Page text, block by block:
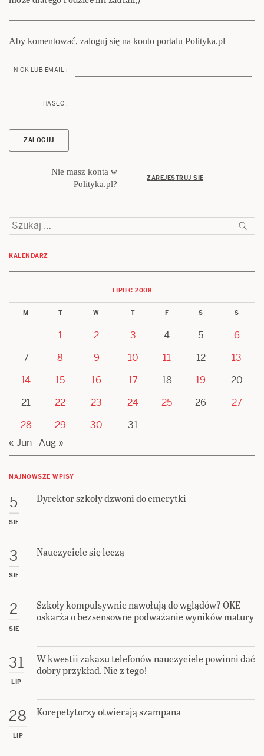
Aby komentować, zaloguj się na konto portalu Polityka.pl
NICK LUB EMAIL :
HASŁO :
Nie masz konta w
Polityka.pl?
ZAREJESTRUJ SIĘ
Szukaj:
KALENDARZ
LIPIEC 2008
M T W T F S S
1 2 3 4 5
6
7
8 9 10 11 12
13
14
15 16 17 18 19
20
21
22 23 24 25 26
27
28
29 30
31
« Jun Aug »
NAJNOWSZE WPISY
5
SIE
Dyrektor szkoły dzwoni do emerytki
3
SIE
Nauczyciele się leczą
2
SIE
Szkoły kompulsywnie nawołują do wglądów? OKE
oskarża o bezsensowne podważanie wyników matury
31
LIP
W kwestii zakazu telefonów nauczyciele powinni dać
dobry przykład. Nic z tego!
28
LIP
Korepetytorzy otwierają szampana